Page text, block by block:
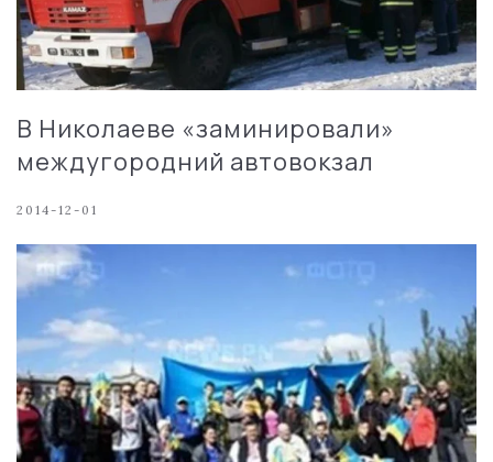
В Николаеве «заминировали»
междугородний автовокзал
2014-12-01